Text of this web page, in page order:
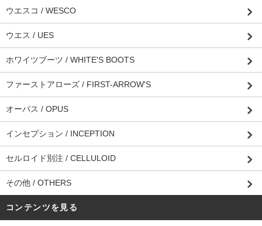
ウエスコ / WESCO
ウエス / UES
ホワイツブーツ / WHITE'S BOOTS
ファーストアローズ / FIRST-ARROW'S
オーパス / OPUS
インセプション / INCEPTION
セルロイド別注 / CELLULOID
その他 / OTHERS
コンテンツを見る